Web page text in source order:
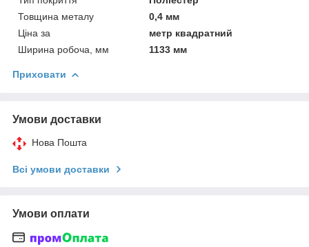
Товщина металу
0,4 мм
Ціна за
метр квадратний
Ширина робоча, мм
1133 мм
Приховати
Умови доставки
Нова Пошта
Всі умови доставки
Умови оплати